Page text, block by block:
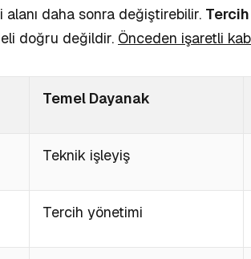
daha sonra değiştirebilir.
doğru değildir. Önceden işaretli
Temel Dayanak
Teknik işleyiş
Tercih yönetimi